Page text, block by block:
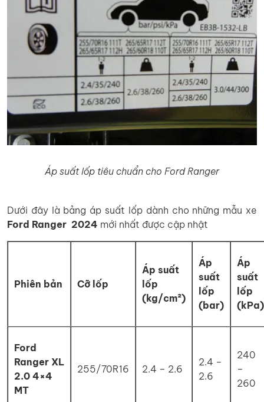
Áp suất lốp tiêu chuẩn cho Ford Ranger
Dưới đây là bảng áp suất lốp dành cho những mẫu xe
Ford Ranger 2024 mới nhất được cập nhật
Phiên bản Cỡ lốp
Áp suất
lốp
(kg/cm²)
Áp
suất
lốp
(bar)
Áp
suất
lốp
(kPa)
Ford
Ranger XL
2.0 4×4
MT
255/70R16 2.4 – 2.6
2.4 –
2.6
240
–
260